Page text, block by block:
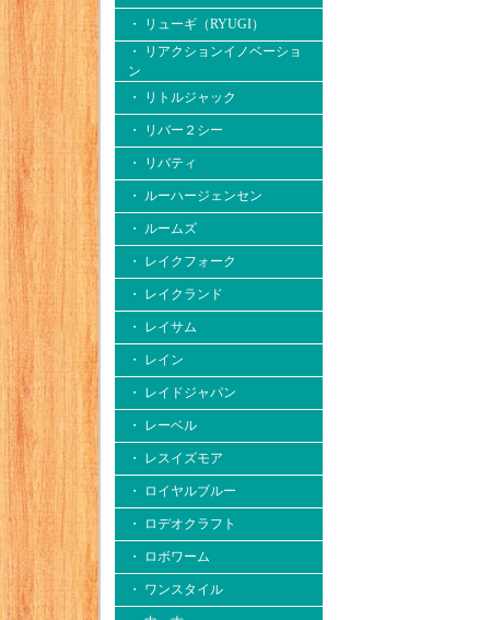
・ リューギ（RYUGI）
・ リアクションイノベーショ
ン
・ リトルジャック
・ リバー２シー
・ リバティ
・ ルーハージェンセン
・ ルームズ
・ レイクフォーク
・ レイクランド
・ レイサム
・ レイン
・ レイドジャパン
・ レーベル
・ レスイズモア
・ ロイヤルブルー
・ ロデオクラフト
・ ロボワーム
・ ワンスタイル